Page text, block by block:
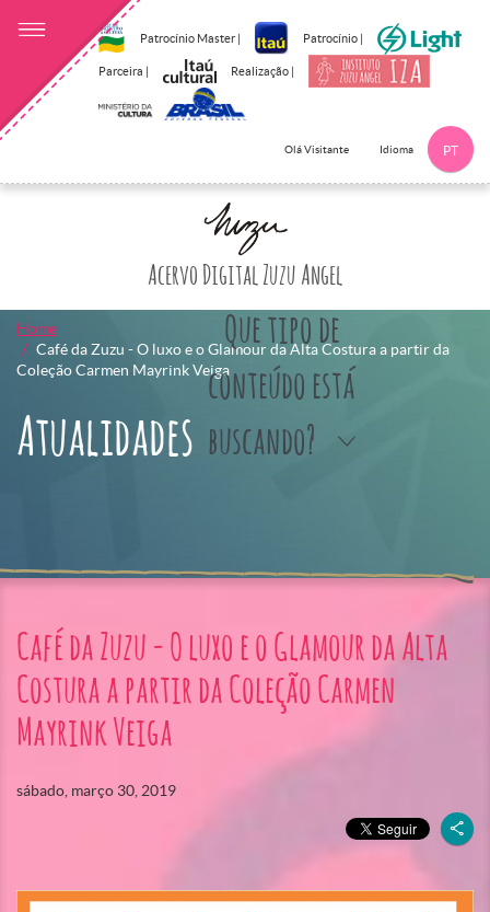
Patrocínio Master | Patrocínio |
Parceira | Realização |
Olá Visitante Idioma PT
Acervo Digital Zuzu Angel
Que tipo de
conteúdo está
buscando?
Home
Café da Zuzu - O luxo e o Glamour da Alta Costura a partir da
Coleção Carmen Mayrink Veiga
Atualidades
Café da Zuzu - O luxo e o Glamour da Alta
Costura a partir da Coleção Carmen
Mayrink Veiga
sábado, março 30, 2019